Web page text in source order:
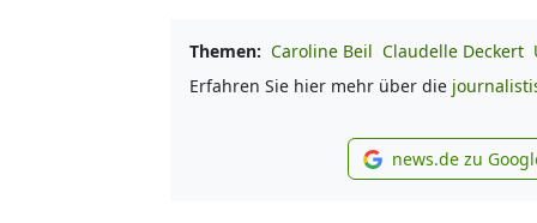
Themen: Caroline Beil Claudelle Deckert
Erfahren Sie hier mehr über die
news.de zu